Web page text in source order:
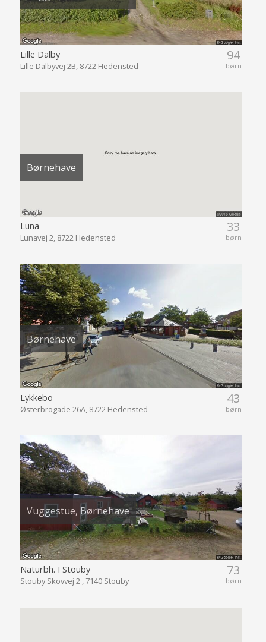
94
børn
Lille Dalby
Lille Dalbyvej 2B, 8722 Hedensted
Børnehave
33
børn
Luna
Lunavej 2, 8722 Hedensted
Børnehave
43
børn
Lykkebo
Østerbrogade 26A, 8722 Hedensted
Vuggestue, Børnehave
73
børn
Naturbh. I Stouby
Stouby Skovvej 2 , 7140 Stouby